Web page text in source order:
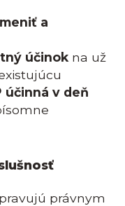
meniť a
účinokna už
účinná v deň
právnym